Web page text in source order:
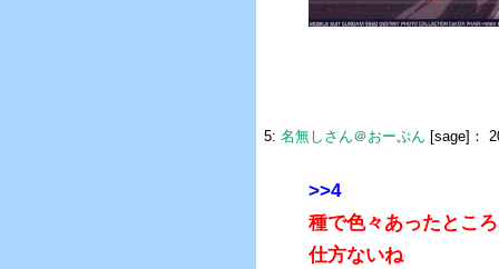
5: 名無しさん＠おーぷん [sage]：
>>4
種で色々あったとこ
仕方ないね